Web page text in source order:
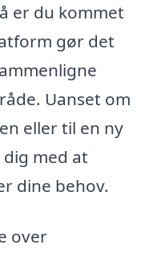
er du kommet
gør det
Uanset om
eller til en ny
med at
dine behov.
over